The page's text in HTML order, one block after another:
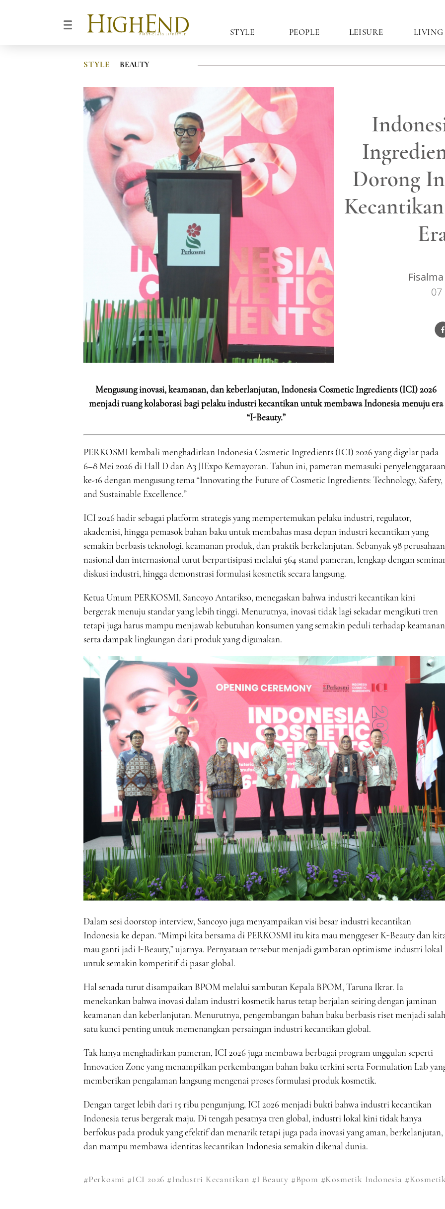
STYLE PEOPLE LEISURE LIVING
STYLE BEAUTY
Dorong
07
Mengusung inovasi, keamanan, dan keberlanjutan, Indonesia Cosmetic Ingredients (ICI) 2026
menjadi ruang kolaborasi bagi pelaku industri kecantikan untuk membawa Indonesia menuju era
“I-Beauty.”
PERKOSMI kembali menghadirkan Indonesia Cosmetic Ingredients (ICI) 2026 yang digelar pada
6–8 Mei 2026 di Hall D dan A3 JIExpo Kemayoran. Tahun ini, pameran memasuki penyelenggaraan
ke-16 dengan mengusung tema “Innovating the Future of Cosmetic Ingredients: Technology, Safety,
and Sustainable Excellence.”
ICI 2026 hadir sebagai platform strategis yang mempertemukan pelaku industri, regulator,
akademisi, hingga pemasok bahan baku untuk membahas masa depan industri kecantikan yang
semakin berbasis teknologi, keamanan produk, dan praktik berkelanjutan. Sebanyak 98 perusahaan
nasional dan internasional turut berpartisipasi melalui 564 stand pameran, lengkap dengan
diskusi industri, hingga demonstrasi formulasi kosmetik secara langsung.
Ketua Umum PERKOSMI, Sancoyo Antarikso, menegaskan bahwa industri kecantikan kini
bergerak menuju standar yang lebih tinggi. Menurutnya, inovasi tidak lagi sekadar mengikuti tren
tetapi juga harus mampu menjawab kebutuhan konsumen yang semakin peduli terhadap keamanan
serta dampak lingkungan dari produk yang digunakan.
Dalam sesi doorstop interview, Sancoyo juga menyampaikan visi besar industri kecantikan
Indonesia ke depan. “Mimpi kita bersama di PERKOSMI itu kita mau menggeser K-Beauty dan
mau ganti jadi I-Beauty,” ujarnya. Pernyataan tersebut menjadi gambaran optimisme industri lokal
untuk semakin kompetitif di pasar global.
Hal senada turut disampaikan BPOM melalui sambutan Kepala BPOM, Taruna Ikrar. Ia
menekankan bahwa inovasi dalam industri kosmetik harus tetap berjalan seiring dengan jaminan
keamanan dan keberlanjutan. Menurutnya, pengembangan bahan baku berbasis riset menjadi salah
satu kunci penting untuk memenangkan persaingan industri kecantikan global.
Tak hanya menghadirkan pameran, ICI 2026 juga membawa berbagai program unggulan seperti
Innovation Zone yang menampilkan perkembangan bahan baku terkini serta Formulation Lab
memberikan pengalaman langsung mengenai proses formulasi produk kosmetik.
Dengan target lebih dari 15 ribu pengunjung, ICI 2026 menjadi bukti bahwa industri kecantikan
Indonesia terus bergerak maju. Di tengah pesatnya tren global, industri lokal kini tidak hanya
berfokus pada produk yang efektif dan menarik tetapi juga pada inovasi yang aman, berkelanjutan,
dan mampu membawa identitas kecantikan Indonesia semakin dikenal dunia.
#Perkosmi #ICI 2026 #Industri Kecantikan #I Beauty #Bpom #Kosmetik Indonesia